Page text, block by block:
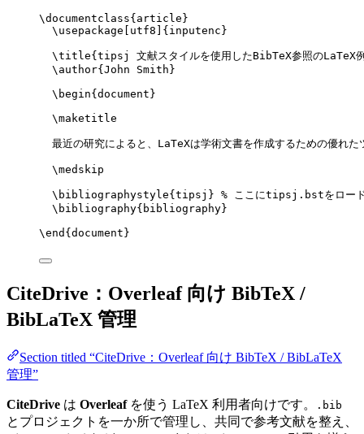
\documentclass{ article }
\usepackage
utf8 ]{ inputenc }
\title{tipsj 文献スタイルを使用したBibTeX参照のLaTeX
\author{John Smith}
\begin{ document }
\maketitle
最近の研究によると、LaTeXは学術文書を作成するための優れ
\medskip
\bibliographystyle{tipsj} % ここにtipsj.bstをロー
\bibliography{bibliography}
\end { document }
CiteDrive：Overleaf 向け BibTeX /
BibLaTeX 管理
Section titled “CiteDrive：Overleaf 向け BibTeX / BibLaTeX
管理”
CiteDrive は Overleafを使う LaTeX 利用者向けです。 .bib
とプロジェクトを一か所で管理し、共同で参考文献を整え、